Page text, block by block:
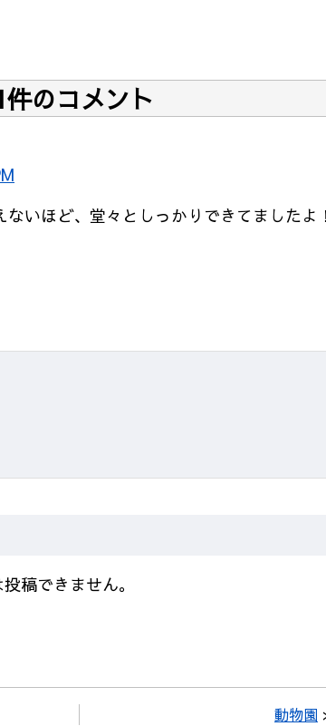
件のコメント
いほど、堂々としっかりできてましたよ
稿できません。
動物園